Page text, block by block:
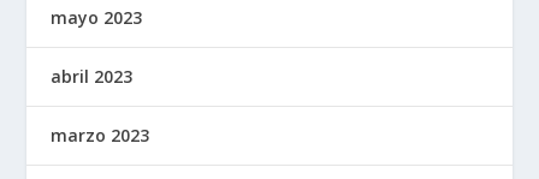
mayo 2023
abril 2023
marzo 2023